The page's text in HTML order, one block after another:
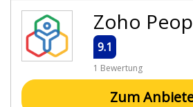
Zoho
9.1
1 Bewertung
Zum